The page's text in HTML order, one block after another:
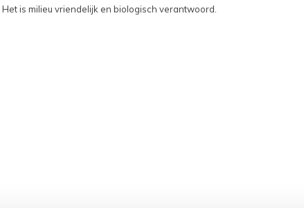
is milieu vriendelijk en biologisch verantwoord.